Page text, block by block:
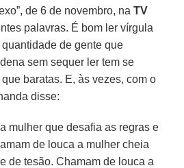
de 6 de novembro, naTV
palavras. É bom ler vírgula
de gente que
sem sequer ler tem se
baratas. E, às vezes, com o
disse:
mulher que desafia as regras e
de louca a mulher cheia
de tesão. Chamam de louca a